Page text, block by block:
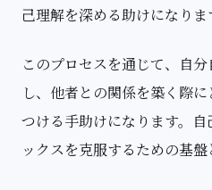
己理解を深める助けになりま
このプロセスを通じて、自
し、他者との関係を築く際
つける手助けになります。
ックスを克服するための基盤